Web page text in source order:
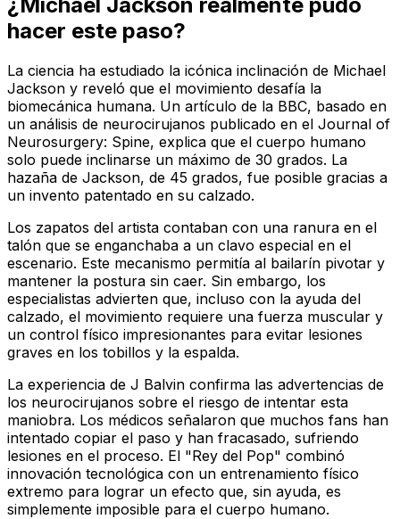
hacer este paso?
La ciencia ha estudiado la icónica inclinación de Michael
Jackson y reveló que el movimiento desafía la
biomecánica humana. Un artículo de la BBC, basado en
un análisis de neurocirujanos publicado en el Journal of
Neurosurgery: Spine, explica que el cuerpo humano
solo puede inclinarse un máximo de 30 grados. La
hazaña de Jackson, de 45 grados, fue posible gracias a
un invento patentado en su calzado.
Los zapatos del artista contaban con una ranura en el
talón que se enganchaba a un clavo especial en el
escenario. Este mecanismo permitía al bailarín pivotar y
mantener la postura sin caer. Sin embargo, los
especialistas advierten que, incluso con la ayuda del
calzado, el movimiento requiere una fuerza muscular y
un control físico impresionantes para evitar lesiones
graves en los tobillos y la espalda.
La experiencia de J Balvin confirma las advertencias de
los neurocirujanos sobre el riesgo de intentar esta
maniobra. Los médicos señalaron que muchos fans han
intentado copiar el paso y han fracasado, sufriendo
lesiones en el proceso. El "Rey del Pop" combinó
innovación tecnológica con un entrenamiento físico
extremo para lograr un efecto que, sin ayuda, es
simplemente imposible para el cuerpo humano.